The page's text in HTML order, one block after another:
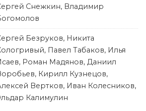
Снежкин, Владимир
Безруков, Никита
Павел Табаков, Илья
Роман Мадянов, Даниил
Кирилл Кузнецов,
Вертков, Иван Колесников,
Калимулин